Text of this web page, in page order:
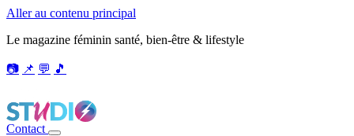
Aller au contenu principal
Le magazine féminin santé, bien-être & lifestyle
📷 📌 💬 🎵
Contact